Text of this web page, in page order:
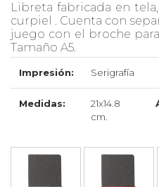
Libreta fabricada en
curpiel . Cuenta con
juego con el broche
Tamaño A5.
Impresión: Serigrafía
Medidas:
21x14.8
cm.